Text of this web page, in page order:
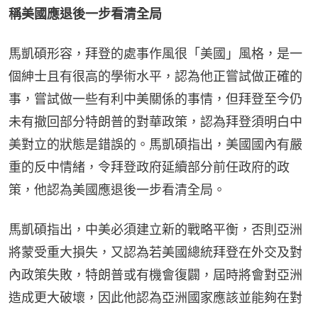
稱美國應退後一步看清全局
馬凱碩形容，拜登的處事作風很「美國」風格，是一
個紳士且有很高的學術水平，認為他正嘗試做正確的
事，嘗試做一些有利中美關係的事情，但拜登至今仍
未有撤回部分特朗普的對華政策，認為拜登須明白中
美對立的狀態是錯誤的。馬凱碩指出，美國國內有嚴
重的反中情緒，令拜登政府延續部分前任政府的政
策，他認為美國應退後一步看清全局。
馬凱碩指出，中美必須建立新的戰略平衡，否則亞洲
將蒙受重大損失，又認為若美國總統拜登在外交及對
內政策失敗，特朗普或有機會復闢，屆時將會對亞洲
造成更大破壞，因此他認為亞洲國家應該並能夠在對